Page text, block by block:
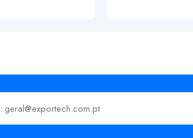
o seu email